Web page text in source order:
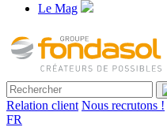
Le Mag
Relation client Nous recrutons !
FR